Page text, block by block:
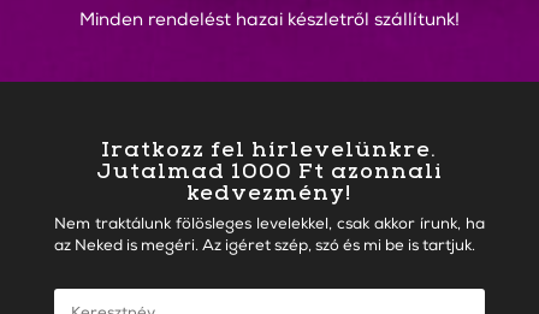
Minden rendelést hazai készletről szállítunk!
Iratkozz fel hírlevelünkre.
Jutalmad 1000 Ft azonnali
kedvezmény!
Nem traktálunk fölösleges levelekkel, csak akkor írunk, ha
az Neked is megéri. Az igéret szép, szó és mi be is tartjuk.